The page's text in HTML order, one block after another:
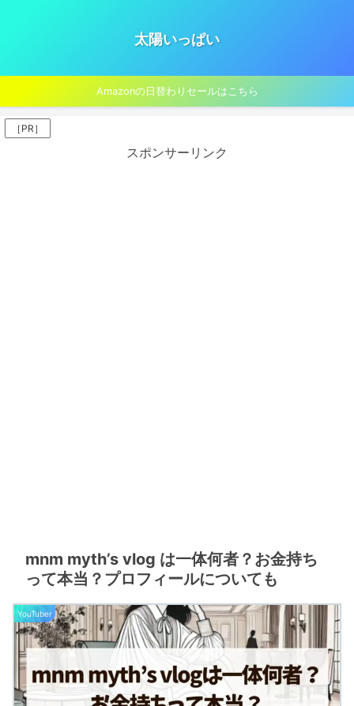
太陽いっぱい
Amazonの日替わりセールはこちら
［PR］
スポンサーリンク
mnm myth’s vlog は一体何者？お金持ち
って本当？プロフィールについても
YouTuber